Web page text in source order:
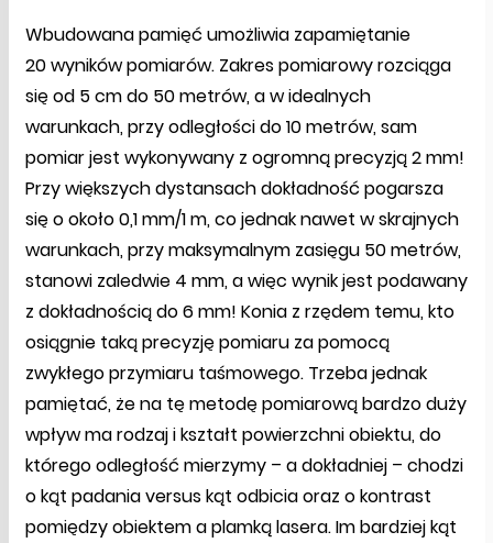
Wbudowana pamięć umożliwia zapamiętanie
20 wyników pomiarów. Zakres pomiarowy rozciąga
się od 5 cm do 50 metrów, a w idealnych
warunkach, przy odległości do 10 metrów, sam
pomiar jest wykonywany z ogromną precyzją 2 mm!
Przy większych dystansach dokładność pogarsza
się o około 0,1 mm/1 m, co jednak nawet w skrajnych
warunkach, przy maksymalnym zasięgu 50 metrów,
stanowi zaledwie 4 mm, a więc wynik jest podawany
z dokładnością do 6 mm! Konia z rzędem temu, kto
osiągnie taką precyzję pomiaru za pomocą
zwykłego przymiaru taśmowego. Trzeba jednak
pamiętać, że na tę metodę pomiarową bardzo duży
wpływ ma rodzaj i kształt powierzchni obiektu, do
którego odległość mierzymy – a dokładniej – chodzi
o kąt padania versus kąt odbicia oraz o kontrast
pomiędzy obiektem a plamką lasera. Im bardziej kąt